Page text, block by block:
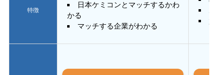
特徴
日本ケミコンとマッチするかわ
かる
マッチする企業がわかる
質